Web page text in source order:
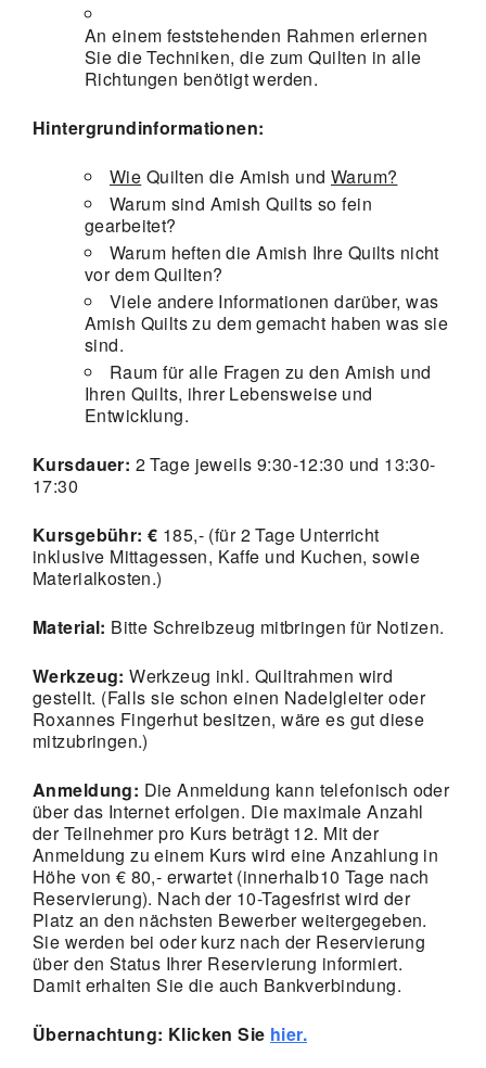
An einem feststehenden Rahmen erlernen
Sie die Techniken, die zum Quilten in alle
Richtungen benötigt werden.
Hintergrundinformationen:
Wie Quilten die Amish und Warum?
Warum sind Amish Quilts so fein
gearbeitet?
Warum heften die Amish Ihre Quilts nicht
vor dem Quilten?
Viele andere Informationen darüber, was
Amish Quilts zu dem gemacht haben was sie
sind.
Raum für alle Fragen zu den Amish und
Ihren Quilts, ihrer Lebensweise und
Entwicklung.
Kursdauer: 2 Tage jeweils 9:30-12:30 und 13:30-
17:30
Kursgebühr: € 185,- (für 2 Tage Unterricht
inklusive Mittagessen, Kaffe und Kuchen, sowie
Materialkosten.)
Material: Bitte Schreibzeug mitbringen für Notizen.
Werkzeug: Werkzeug inkl. Quiltrahmen wird
gestellt. (Falls sie schon einen Nadelgleiter oder
Roxannes Fingerhut besitzen, wäre es gut diese
mitzubringen.)
Anmeldung: Die Anmeldung kann telefonisch oder
über das Internet erfolgen. Die maximale Anzahl
der Teilnehmer pro Kurs beträgt 12. Mit der
Anmeldung zu einem Kurs wird eine Anzahlung in
Höhe von € 80,- erwartet (innerhalb10 Tage nach
Reservierung). Nach der 10-Tagesfrist wird der
Platz an den nächsten Bewerber weitergegeben.
Sie werden bei oder kurz nach der Reservierung
über den Status Ihrer Reservierung informiert.
Damit erhalten Sie die auch Bankverbindung.
Übernachtung: Klicken Sie hier.